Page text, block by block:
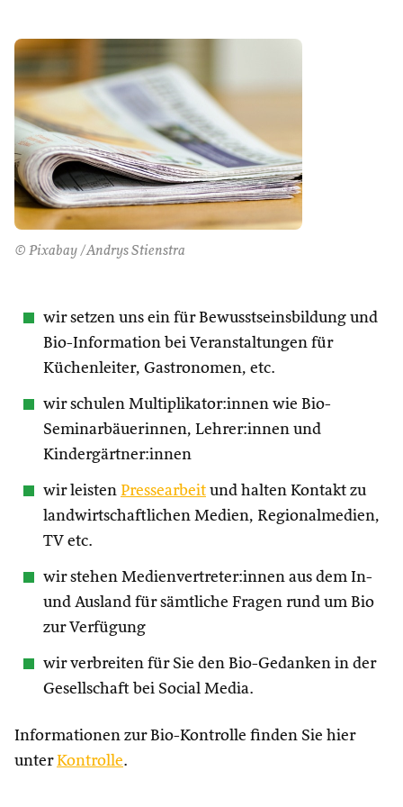
© Pixabay /Andrys Stienstra
wir setzen uns ein für Bewusstseinsbildung und
Bio-Information bei Veranstaltungen für
Küchenleiter, Gastronomen, etc.
wir schulen Multiplikator:innen wie Bio-
Seminarbäuerinnen, Lehrer:innen und
Kindergärtner:innen
wir leisten Pressearbeit und halten Kontakt zu
landwirtschaftlichen Medien, Regionalmedien,
TV etc.
wir stehen Medienvertreter:innen aus dem In-
und Ausland für sämtliche Fragen rund um Bio
zur Verfügung
wir verbreiten für Sie den Bio-Gedanken in der
Gesellschaft bei Social Media.
Informationen zur Bio-Kontrolle finden Sie hier
unterKontrolle.